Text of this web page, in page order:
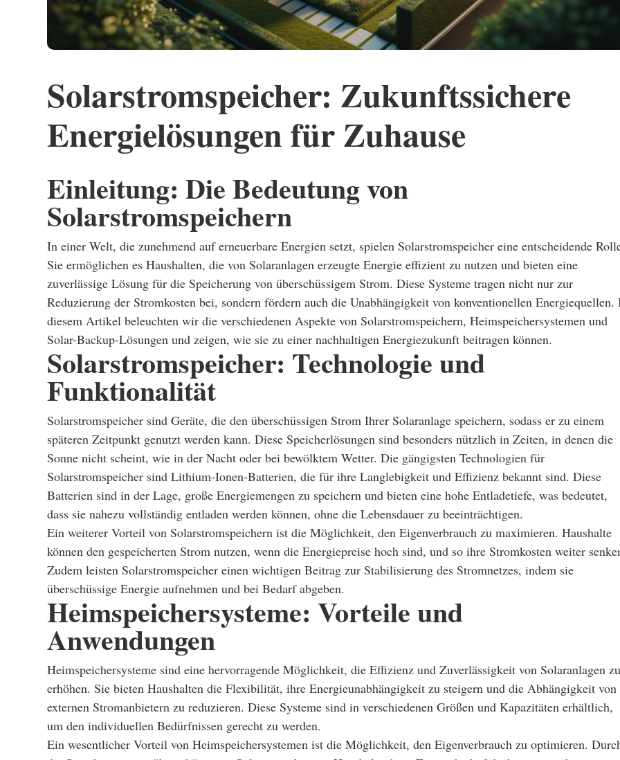
Solarstromspeicher: Zukunftssichere
Energielösungen für Zuhause
Einleitung: Die Bedeutung von
Solarstromspeichern
In einer Welt, die zunehmend auf erneuerbare Energien setzt, spielen Solarstromspeicher eine entscheidende
Sie ermöglichen es Haushalten, die von Solaranlagen erzeugte Energie effizient zu nutzen und bieten eine
zuverlässige Lösung für die Speicherung von überschüssigem Strom. Diese Systeme tragen nicht nur zur
Reduzierung der Stromkosten bei, sondern fördern auch die Unabhängigkeit von konventionellen Energiequellen.
diesem Artikel beleuchten wir die verschiedenen Aspekte von Solarstromspeichern, Heimspeichersystemen und
Solar-Backup-Lösungen und zeigen, wie sie zu einer nachhaltigen Energiezukunft beitragen können.
Solarstromspeicher: Technologie und
Funktionalität
Solarstromspeicher sind Geräte, die den überschüssigen Strom Ihrer Solaranlage speichern, sodass er zu einem
späteren Zeitpunkt genutzt werden kann. Diese Speicherlösungen sind besonders nützlich in Zeiten, in denen die
Sonne nicht scheint, wie in der Nacht oder bei bewölktem Wetter. Die gängigsten Technologien für
Solarstromspeicher sind Lithium-Ionen-Batterien, die für ihre Langlebigkeit und Effizienz bekannt sind. Diese
Batterien sind in der Lage, große Energiemengen zu speichern und bieten eine hohe Entladetiefe, was bedeutet,
dass sie nahezu vollständig entladen werden können, ohne die Lebensdauer zu beeinträchtigen.
Ein weiterer Vorteil von Solarstromspeichern ist die Möglichkeit, den Eigenverbrauch zu maximieren. Haushalte
können den gespeicherten Strom nutzen, wenn die Energiepreise hoch sind, und so ihre Stromkosten weiter
Zudem leisten Solarstromspeicher einen wichtigen Beitrag zur Stabilisierung des Stromnetzes, indem sie
überschüssige Energie aufnehmen und bei Bedarf abgeben.
Heimspeichersysteme: Vorteile und
Anwendungen
Heimspeichersysteme sind eine hervorragende Möglichkeit, die Effizienz und Zuverlässigkeit von Solaranlagen zu
erhöhen. Sie bieten Haushalten die Flexibilität, ihre Energieunabhängigkeit zu steigern und die Abhängigkeit von
externen Stromanbietern zu reduzieren. Diese Systeme sind in verschiedenen Größen und Kapazitäten erhältlich,
um den individuellen Bedürfnissen gerecht zu werden.
Ein wesentlicher Vorteil von Heimspeichersystemen ist die Möglichkeit, den Eigenverbrauch zu optimieren.